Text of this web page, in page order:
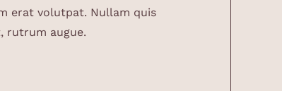
erat volutpat. Nullam quis
rutrum augue.